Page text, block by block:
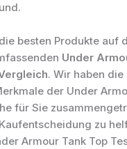
besten Produkte auf
Under
. Wir haben die
der Under
für Sie
zu
Armour Tank Top